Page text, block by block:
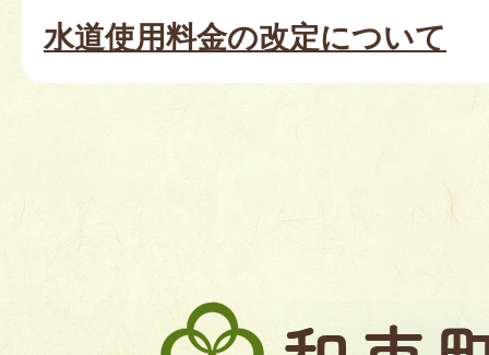
水道使用料金の改定について
和